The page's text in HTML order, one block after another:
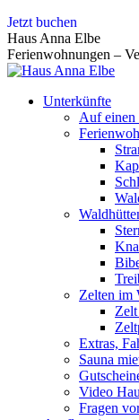
Zum
Inhalt
springen
Jetzt buchen
Haus Anna Elbe
Ferienwohnungen –
Unterkünfte
Auf
Zelten im
Extras,
Sauna
Video
Fragen